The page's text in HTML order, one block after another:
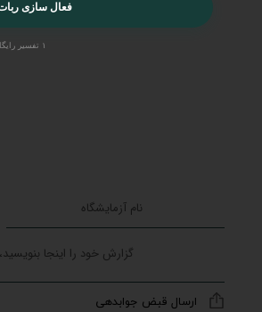
ارسال قبض جوابدهی
فعال سازی
۱ تفسیر رایگان برای شما